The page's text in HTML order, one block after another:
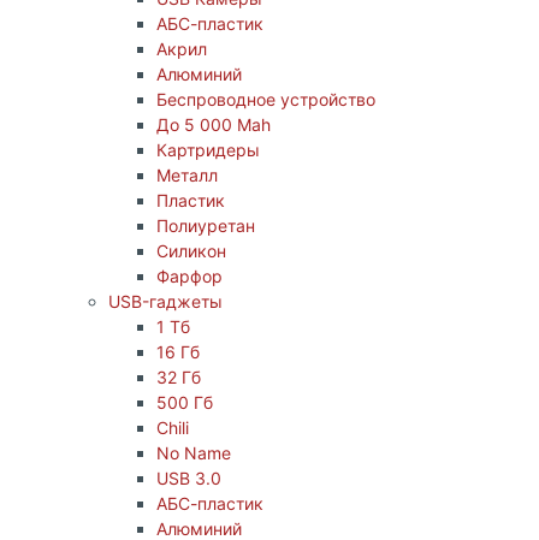
АБС-пластик
Акрил
Алюминий
Беспроводное устройство
До 5 000 Mah
Картридеры
Металл
Пластик
Полиуретан
Силикон
Фарфор
USB-гаджеты
1 Тб
16 Гб
32 Гб
500 Гб
Chili
No Name
USB 3.0
АБС-пластик
Алюминий